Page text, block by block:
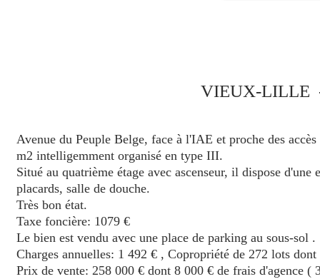
VIEUX-LILLE
Avenue du Peuple Belge, face à l'IAE et proche des
m2 intelligemment organisé en type III.
Situé au quatrième étage avec ascenseur, il dispose
placards, salle de douche.
Très bon état.
Taxe foncière: 1079 €
Le bien est vendu avec une place de parking au sous-sol .
Charges annuelles: 1 492 € , Copropriété de 272 lots
Prix de vente: 258 000 € dont 8 000 € de frais d'agence